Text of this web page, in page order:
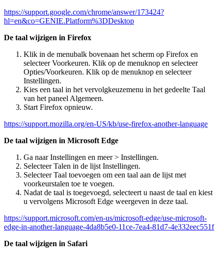
https://support.google.com/chrome/answer/173424?
hl=en&co=GENIE.Platform%3DDesktop
De taal wijzigen in Firefox
Klik in de menubalk bovenaan het scherm op Firefox en
selecteer Voorkeuren. Klik op de menuknop en selecteer
Opties/Voorkeuren. Klik op de menuknop en selecteer
Instellingen.
Kies een taal in het vervolgkeuzemenu in het gedeelte Taal
van het paneel Algemeen.
Start Firefox opnieuw.
https://support.mozilla.org/en-US/kb/use-firefox-another-language
De taal wijzigen in Microsoft Edge
Ga naar Instellingen en meer > Instellingen.
Selecteer Talen in de lijst Instellingen.
Selecteer Taal toevoegen om een taal aan de lijst met
voorkeurstalen toe te voegen.
Nadat de taal is toegevoegd, selecteert u naast de taal en kiest
u vervolgens Microsoft Edge weergeven in deze taal.
https://support.microsoft.com/en-us/microsoft-edge/use-microsoft-
edge-in-another-language-4da8b5e0-11ce-7ea4-81d7-4e332eec551f
De taal wijzigen in Safari